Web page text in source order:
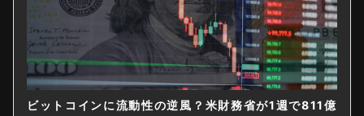
ビットコインに流動性の逆風？米財務省が1週で811億